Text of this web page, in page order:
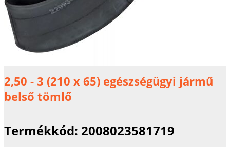
2,50 - 3 (210 x 65) egészségügyi jármű
belső tömlő
Termékkód: 2008023581719